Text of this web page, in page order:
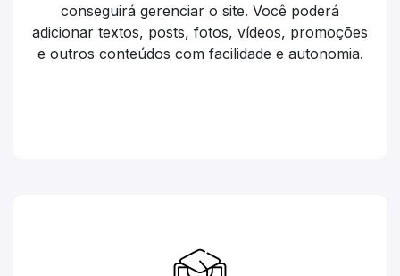
conseguirá gerenciar o site. Você poderá
adicionar textos, posts, fotos, vídeos, promoções
e outros conteúdos com facilidade e autonomia.